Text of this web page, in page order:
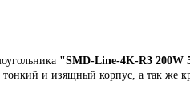
"SMD-Line-4K-R3 200W
тонкий и изящный корпус, а так же